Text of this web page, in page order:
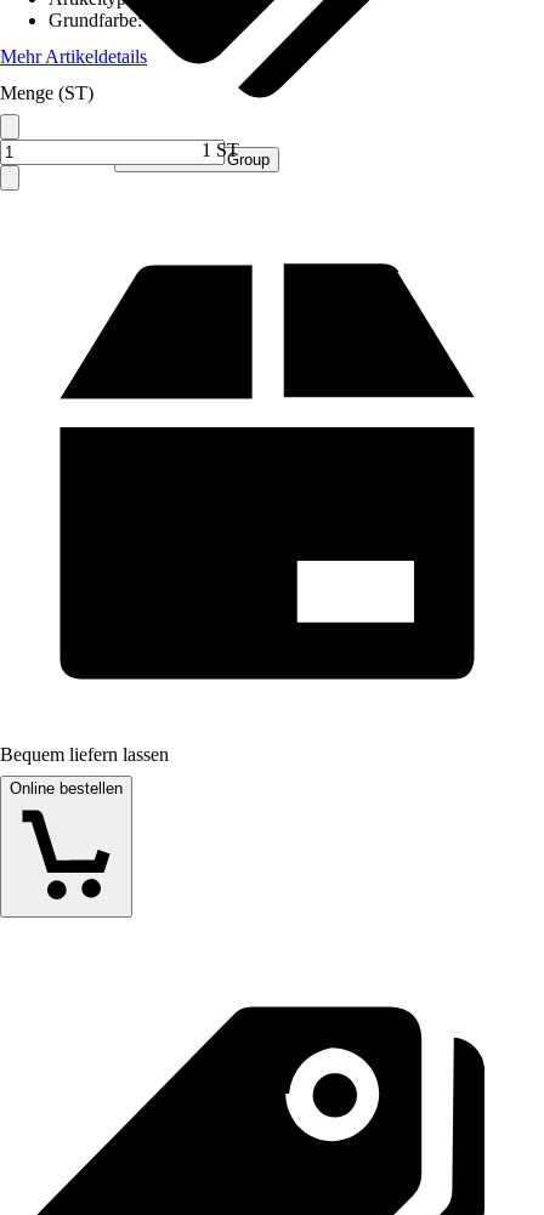
Verkauf durch: Procommerce Group
Grundfarbe:
Mehr Artikeldetails
Menge (ST)
1 ST
Bequem liefern lassen
Online bestellen